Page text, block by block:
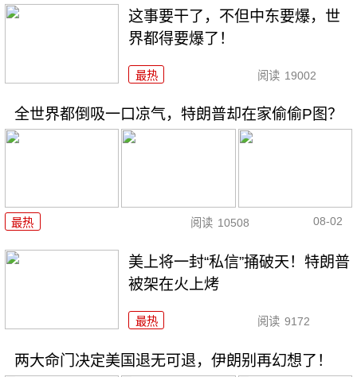
这事要干了，不但中东要爆，世
界都得要爆了！
最热 阅读 19002
全世界都倒吸一口凉气，特朗普却在家偷偷P图？
最热 阅读 10508 08-02
美上将一封“私信”捅破天！特朗普
被架在火上烤
最热 阅读 9172
两大命门决定美国退无可退，伊朗别再幻想了！